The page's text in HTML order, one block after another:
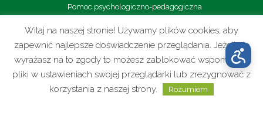
Pomoc psychologiczno-pedagogiczna
Sport
Witaj na naszej stronie! Używamy plików cookies, aby
zapewnić najlepsze doświadczenie przeglądania. Jeżeli nie
wyrażasz na to zgody to możesz zablokować wspomniane
pliki w ustawieniach swojej przeglądarki lub zrezygnować z
korzystania z naszej strony.
Rozumiem